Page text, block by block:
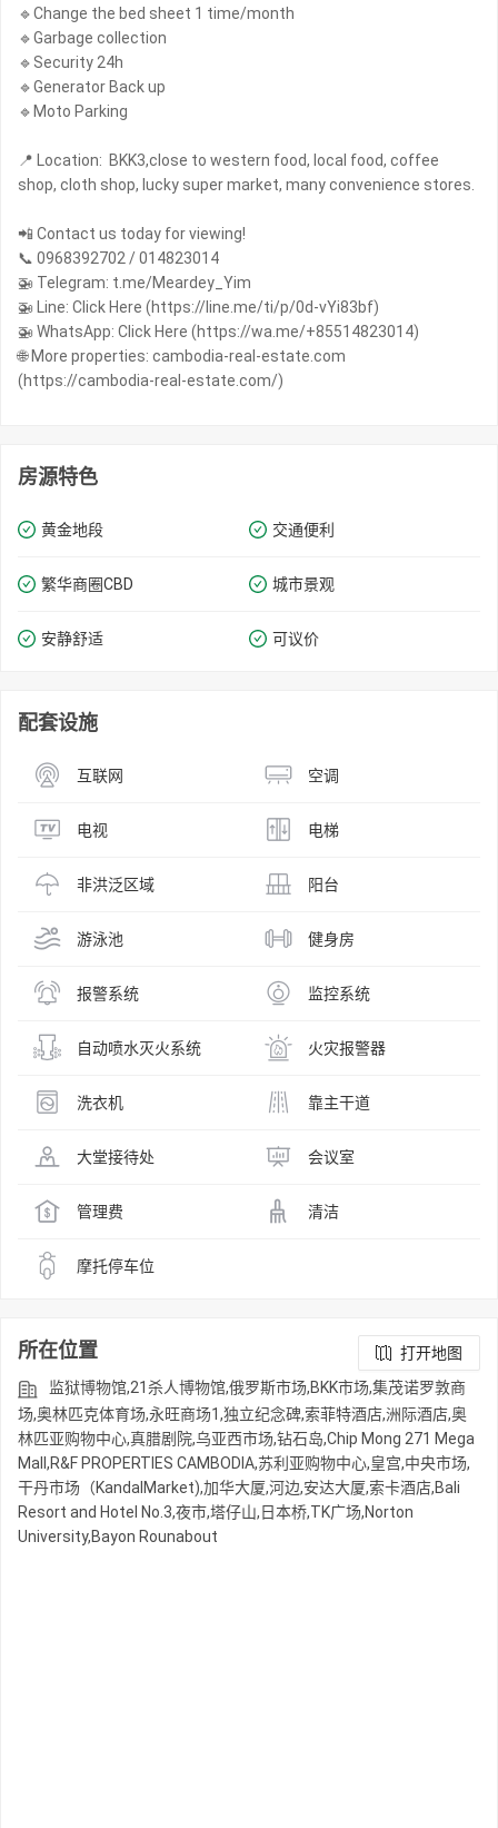
🔹Change the bed sheet 1 time/month
🔹Garbage collection
🔹Security 24h
🔹Generator Back up
🔹Moto Parking
📍 Location: BKK3,close to western food, local food, coffee
shop, cloth shop, lucky super market, many convenience stores.
📲 Contact us today for viewing!
📞 0968392702 / 014823014
🚁 Telegram: t.me/Meardey_Yim
🚁 Line: Click Here (https://line.me/ti/p/0d-vYi83bf)
🚁 WhatsApp: Click Here (https://wa.me/+85514823014)
🌐 More properties: cambodia-real-estate.com
(https://cambodia-real-estate.com/)
房源特色
黄金地段 交通便利
繁华商圈​​CBD 城市景观
安静舒适 可议价
配套设施
互联网 空调
电视 电梯
非洪泛区域 阳台
游泳池 健身房
报警系统 监控系统
自动喷水灭火系统 火灾报警器
洗衣机 靠主干道
大堂接待处 会议室
管理费 清洁
摩托停车位
所在位置
打开地图
监狱博物馆,21杀人博物馆,俄罗斯市场,BKK市场,集茂诺罗敦商
场,奥林匹克体育场,永旺商场1,独立纪念碑,索菲特酒店,洲际酒店,奥
林匹亚购物中心,真腊剧院,乌亚西市场,钻石岛,Chip Mong 271 Mega
Mall,R&F PROPERTIES CAMBODIA,苏利亚购物中心,皇宫,中央市场,
干丹市场（KandalMarket),加华大厦,河边,安达大厦,索卡酒店,Bali
Resort and Hotel No.3,夜市,塔仔山,日本桥,TK广场,Norton
University,Bayon Rounabout